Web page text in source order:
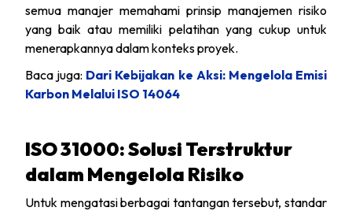
semua manajer memahami prinsip manajemen risiko
yang baik atau memiliki pelatihan yang cukup untuk
menerapkannya dalam konteks proyek.
Baca juga: Dari Kebijakan ke Aksi: Mengelola Emisi
Karbon Melalui ISO 14064
ISO 31000: Solusi Terstruktur
dalam Mengelola Risiko
Untuk mengatasi berbagai tantangan tersebut, standar